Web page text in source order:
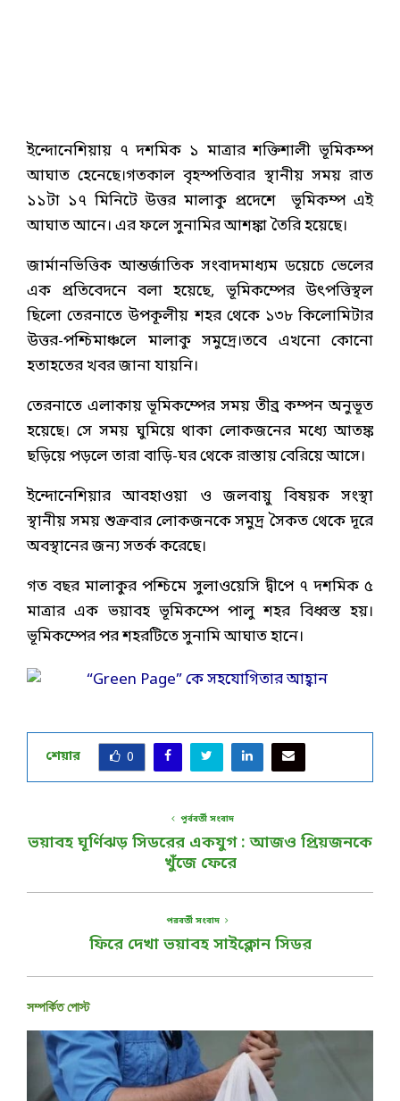
ইন্দোনেশিয়ায় ৭ দশমিক ১ মাত্রার শক্তিশালী ভূমিকম্প
আঘাত হেনেছে।গতকাল বৃহস্পতিবার স্থানীয় সময় রাত
১১টা ১৭ মিনিটে উত্তর মালাকু প্রদেশে ভূমিকম্প এই
আঘাত আনে। এর ফলে সুনামির আশঙ্কা তৈরি হয়েছে।
জার্মানভিত্তিক আন্তর্জাতিক সংবাদমাধ্যম ডয়েচে ভেলের
এক প্রতিবেদনে বলা হয়েছে, ভূমিকম্পের উৎপত্তিস্থল
ছিলো তেরনাতে উপকূলীয় শহর থেকে ১৩৮ কিলোমিটার
উত্তর-পশ্চিমাঞ্চলে মালাকু সমুদ্রে।তবে এখনো কোনো
হতাহতের খবর জানা যায়নি।
তেরনাতে এলাকায় ভূমিকম্পের সময় তীব্র কম্পন অনুভূত
হয়েছে। সে সময় ঘুমিয়ে থাকা লোকজনের মধ্যে আতঙ্ক
ছড়িয়ে পড়লে তারা বাড়ি-ঘর থেকে রাস্তায় বেরিয়ে আসে।
ইন্দোনেশিয়ার আবহাওয়া ও জলবায়ু বিষয়ক সংস্থা
স্থানীয় সময় শুক্রবার লোকজনকে সমুদ্র সৈকত থেকে দূরে
অবস্থানের জন্য সতর্ক করেছে।
গত বছর মালাকুর পশ্চিমে সুলাওয়েসি দ্বীপে ৭ দশমিক ৫
মাত্রার এক ভয়াবহ ভূমিকম্পে পালু শহর বিধ্বস্ত হয়।
ভূমিকম্পের পর শহরটিতে সুনামি আঘাত হানে।
শেয়ার 0
পূর্ববর্তী সংবাদ
ভয়াবহ ঘূর্ণিঝড় সিডরের একযুগ : আজও প্রিয়জনকে
খুঁজে ফেরে
পরবর্তী সংবাদ
ফিরে দেখা ভয়াবহ সাইক্লোন সিডর
সম্পর্কিত পোস্ট